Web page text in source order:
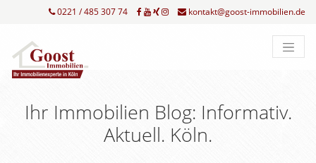
0221 / 485 307 74 kontakt@goost-immobilien.de
Ihr Immobilien Blog: Informativ.
Aktuell. Köln.